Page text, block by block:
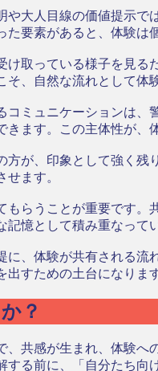
大人目線の価値提示
要素があると、体験は
取っている様子を見る
、自然な流れとして体
ミュニケーションは、
ます。この主体性が、
が、印象として強く残
ます。
らうことが重要です。
憶として積み重なって
、体験が共有される流
すための土台になります
？
共感が生まれ、体験へ
る前に、「自分たち向